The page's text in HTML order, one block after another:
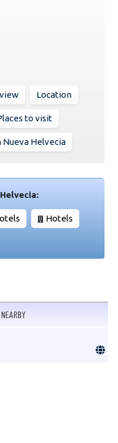
Location
to visit
Nueva Helvecia
Hotels